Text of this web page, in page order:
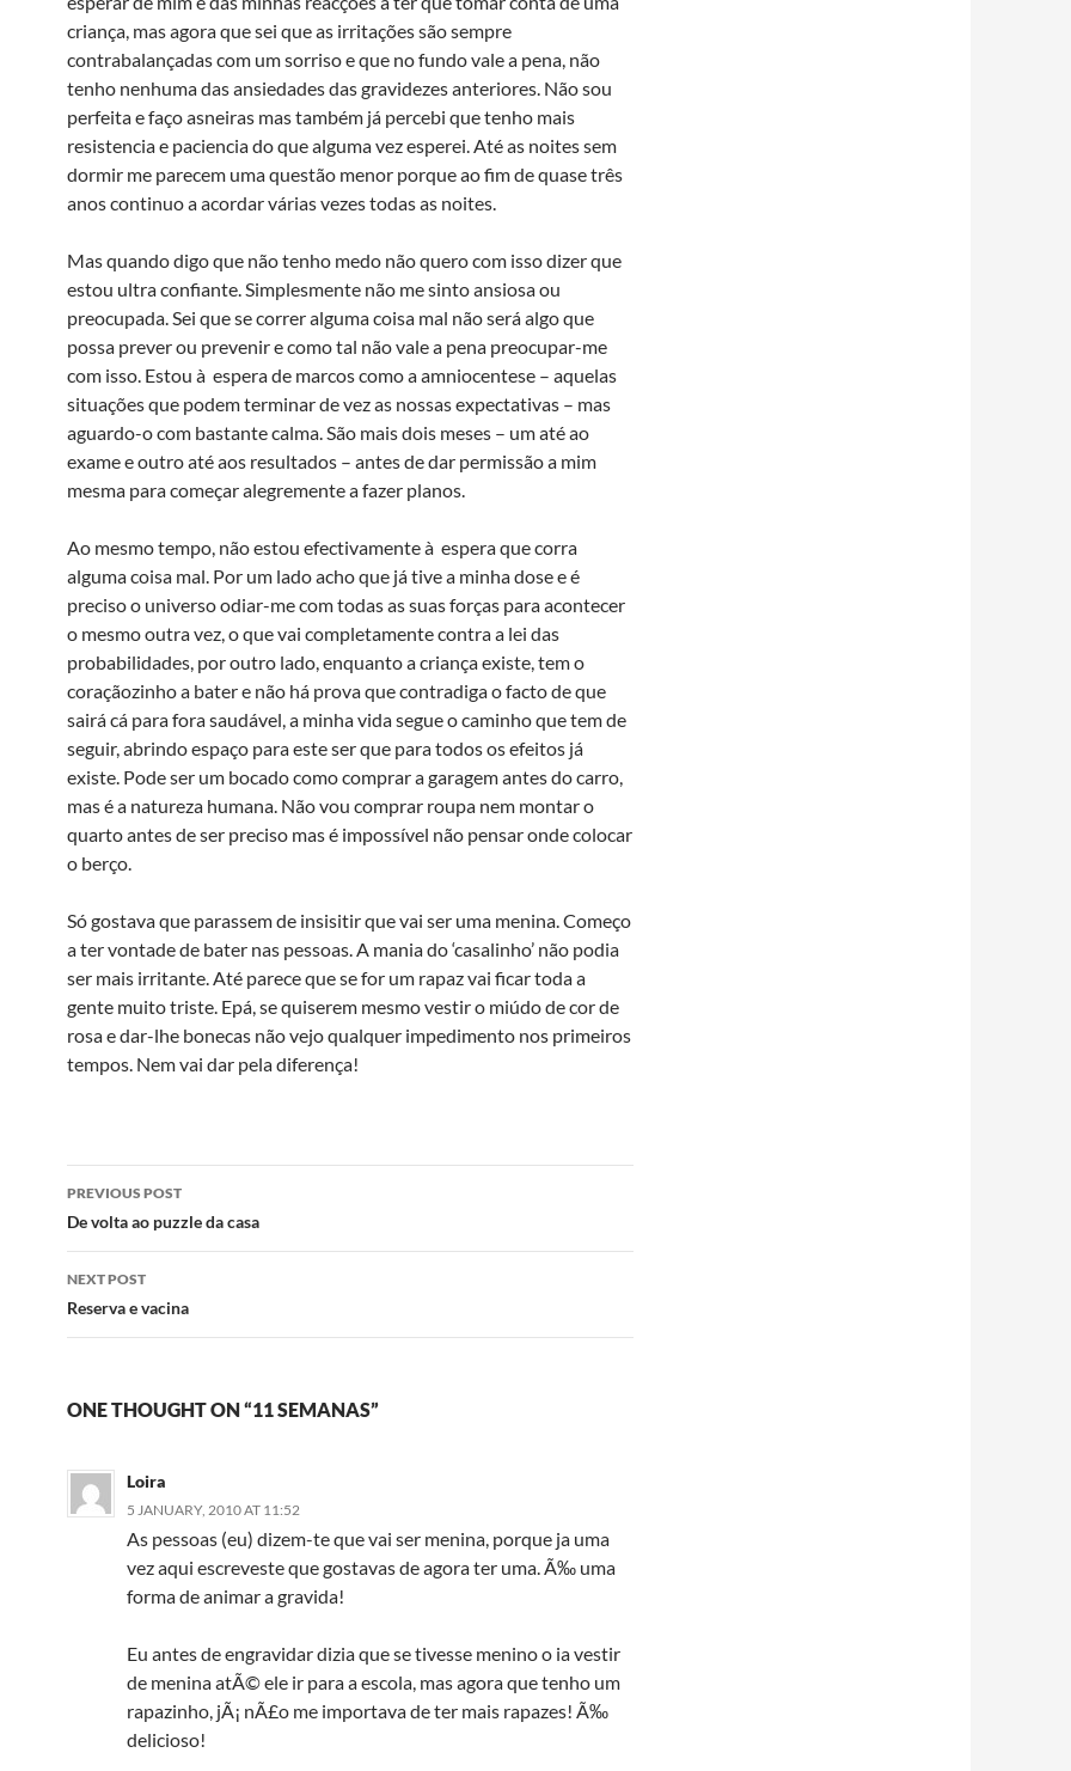
criança, mas agora que sei que as irritações são sempre
contrabalançadas com um sorriso e que no fundo vale a pena, não
tenho nenhuma das ansiedades das gravidezes anteriores. Não sou
perfeita e faço asneiras mas também já percebi que tenho mais
resistencia e paciencia do que alguma vez esperei. Até as noites sem
dormir me parecem uma questão menor porque ao fim de quase três
anos continuo a acordar várias vezes todas as noites.
Mas quando digo que não tenho medo não quero com isso dizer que
estou ultra confiante. Simplesmente não me sinto ansiosa ou
preocupada. Sei que se correr alguma coisa mal não será algo que
possa prever ou prevenir e como tal não vale a pena preocupar-me
com isso. Estou à espera de marcos como a amniocentese – aquelas
situações que podem terminar de vez as nossas expectativas – mas
aguardo-o com bastante calma. São mais dois meses – um até ao
exame e outro até aos resultados – antes de dar permissão a mim
mesma para começar alegremente a fazer planos.
Ao mesmo tempo, não estou efectivamente à espera que corra
alguma coisa mal. Por um lado acho que já tive a minha dose e é
preciso o universo odiar-me com todas as suas forças para acontecer
o mesmo outra vez, o que vai completamente contra a lei das
probabilidades, por outro lado, enquanto a criança existe, tem o
coraçãozinho a bater e não há prova que contradiga o facto de que
sairá cá para fora saudável, a minha vida segue o caminho que tem de
seguir, abrindo espaço para este ser que para todos os efeitos já
existe. Pode ser um bocado como comprar a garagem antes do carro,
mas é a natureza humana. Não vou comprar roupa nem montar o
quarto antes de ser preciso mas é impossível não pensar onde colocar
o berço.
Só gostava que parassem de insisitir que vai ser uma menina. Começo
a ter vontade de bater nas pessoas. A mania do ‘casalinho’ não podia
ser mais irritante. Até parece que se for um rapaz vai ficar toda a
gente muito triste. Epá, se quiserem mesmo vestir o miúdo de cor de
rosa e dar-lhe bonecas não vejo qualquer impedimento nos primeiros
tempos. Nem vai dar pela diferença!
Post
navigation
PREVIOUS POST
De volta ao puzzle da casa
NEXT POST
Reserva e vacina
ONE THOUGHT ON “11 SEMANAS”
Loira
5 JANUARY, 2010 AT 11:52
As pessoas (eu) dizem-te que vai ser menina, porque ja uma
vez aqui escreveste que gostavas de agora ter uma. Ã‰ uma
forma de animar a gravida!
Eu antes de engravidar dizia que se tivesse menino o ia vestir
de menina atÃ© ele ir para a escola, mas agora que tenho um
rapazinho, jÃ¡ nÃ£o me importava de ter mais rapazes! Ã‰
delicioso!